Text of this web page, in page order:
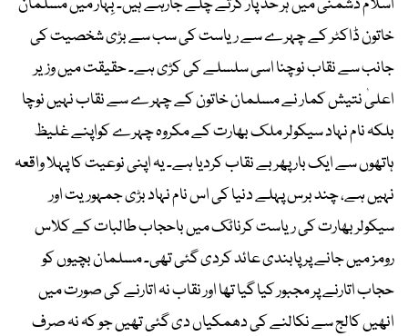
اسلام دشمنی میں ہر حد پار کرتے چلے جارہے ہیں۔ بِہار میں مسلمان
خاتون ڈاکٹر کے چہرے سے ریاست کی سب سے بڑی شخصیت کی
جانب سے نقاب نوچنا اسی سلسلے کی کڑی ہے۔ حقیقت میں وزیر
اعلیٰ نتیش کمار نے مسلمان خاتون کے چہرے سے نقاب نہیں نوچا
بلکہ نام نہاد سیکولر ملک بھارت کے مکروہ چہرے کواپنے غلیظ
ہاتھوں سے ایک بار پھر بے نقاب کردیا ہے۔ یہ اپنی نوعیت کا پہلا واقعہ
نہیں ہے، چند برس پہلے دنیا کی اس نام نہاد بڑی جمہوریت اور
سیکولر بھارت کی ریاست کرناٹک میں باحجاب طالبات کے کلاس
رومز میں جانے پر پابندی عائد کردی گئی تھی۔ مسلمان بچیوں کو
حجاب اتارنے پر مجبور کیا گیا تھا اور نقاب نہ اتارنے کی صورت میں
انھیں کالج سے نکالنے کی دھمکیاں دی گئی تھیں جو کہ نہ صرف